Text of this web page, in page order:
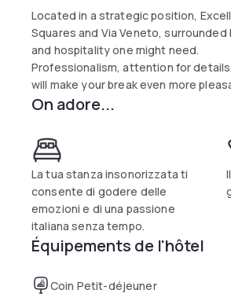
Located in a strategic position,
Squares and Via Veneto,
and hospitality one might need.
Professionalism, attention for
will make your break even more
On adore...
La tua stanza insonorizzata ti
consente di godere delle
emozioni e di una passione
italiana senza tempo.
Équipements de l'hôtel
Coin Petit-déjeuner